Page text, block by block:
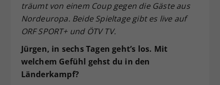
träumt von einem Coup gegen die Gäste aus
Nordeuropa. Beide Spieltage gibt es live auf
ORF SPORT+ und ÖTV TV.
Jürgen, in sechs Tagen geht’s los. Mit
welchem Gefühl gehst du in den
Länderkampf?